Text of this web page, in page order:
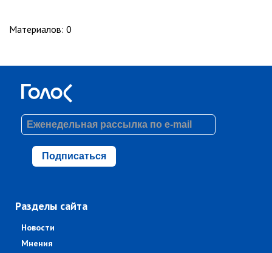
Материалов: 0
Подписаться
Разделы сайта
Новости
Мнения